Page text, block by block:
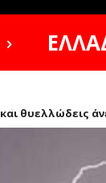
θυελλώδεις